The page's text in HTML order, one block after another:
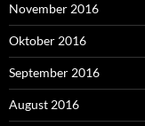
November 2016
Oktober 2016
September 2016
August 2016